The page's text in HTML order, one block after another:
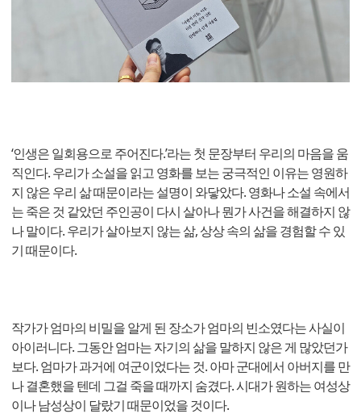
‘인생은 일회용으로 주어진다.’라는 첫 문장부터 우리의 마음을 움
직인다. 우리가 소설을 읽고 영화를 보는 궁극적인 이유는 영원하
지 않은 우리 삶 때문이라는 설명이 와닿았다. 영화나 소설 속에서
는 죽은 것 같았던 주인공이 다시 살아나 뭔가 사건을 해결하지 않
나 말이다. 우리가 살아보지 않는 삶, 상상 속의 삶을 경험할 수 있
기 때문이다.
작가가 엄마의 비밀을 알게 된 장소가 엄마의 빈소였다는 사실이
아이러니다. 그동안 엄마는 자기의 삶을 말하지 않은 게 많았던가
보다. 엄마가 과거에 여군이었다는 것. 아마 군대에서 아버지를 만
나 결혼했을 텐데 그걸 죽을 때까지 숨겼다. 시대가 원하는 여성상
이나 남성상이 달랐기 때문이었을 것이다.